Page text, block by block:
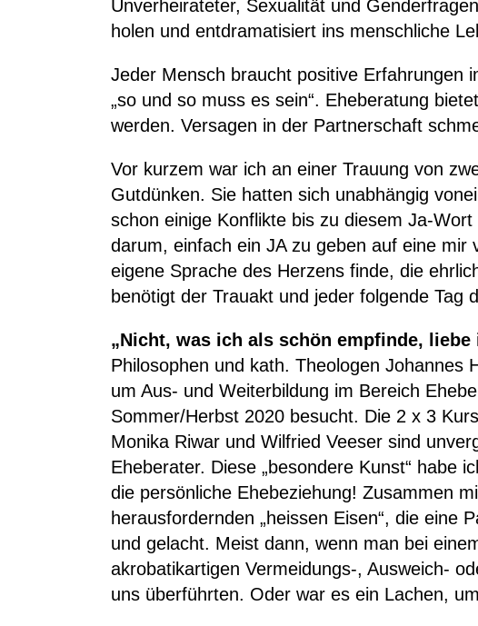
Unverheirateter, Sexualität und
holen und entdramatisiert ins menschliche
Jeder Mensch braucht positive Erfahrungen
„so und so muss es sein“. Eheberatung
werden. Versagen in der Partnerschaft
Vor kurzem war ich an einer Trauung von
Gutdünken. Sie hatten sich unabhängig
schon einige Konflikte bis zu diesem Ja-
darum, einfach ein JA zu geben auf eine
eigene Sprache des Herzens finde, die
benötigt der Trauakt und jeder folgende Tag
„Nicht, was ich als schön empfinde,
Philosophen und kath. Theologen Johannes
um Aus- und Weiterbildung im Bereich
Sommer/Herbst 2020 besucht. Die 2 x 3
Monika Riwar und Wilfried Veeser sind
Eheberater. Diese „besondere Kunst“ habe
die persönliche Ehebeziehung! Zusammen
herausfordernden „heissen Eisen“, die
und gelacht. Meist dann, wenn man bei
akrobatikartigen Vermeidungs-, Ausweich-
uns überführten. Oder war es ein Lachen,